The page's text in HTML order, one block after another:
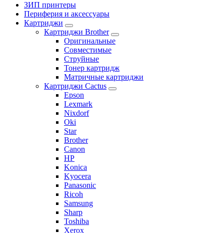
ЗИП принтеры
Периферия и аксессуары
Картриджи
Картриджи Brother
Оригинальные
Совместимые
Струйные
Тонер картридж
Матричные картриджи
Картриджи Cactus
Epson
Lexmark
Nixdorf
Oki
Star
Brother
Canon
HP
Konica
Kyocera
Panasonic
Ricoh
Samsung
Sharp
Toshiba
Xerox